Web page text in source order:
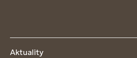
Aktuality